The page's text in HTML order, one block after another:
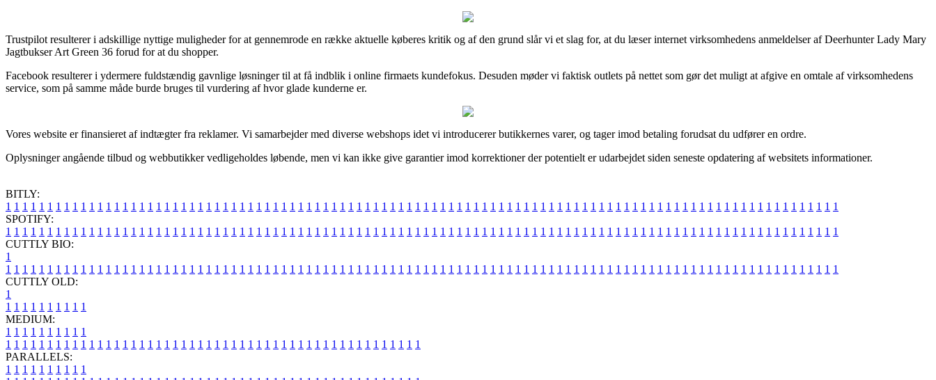
Trustpilot resulterer i adskillige nyttige muligheder for at gennemrode en række aktuelle køberes kritik og af den grund slår vi et slag for, at du læser internet virksomhedens anmeldelser af Deerhunter Lady Mary
Jagtbukser Art Green 36 forud for at du shopper.
Facebook resulterer i ydermere fuldstændig gavnlige løsninger til at få indblik i online firmaets kundefokus. Desuden møder vi faktisk outlets på nettet som gør det muligt at afgive en omtale af virksomhedens
service, som på samme måde burde bruges til vurdering af hvor glade kunderne er.
Vores website er finansieret af indtægter fra reklamer. Vi samarbejder med diverse webshops idet vi introducerer butikkernes varer, og tager imod betaling forudsat du udfører en ordre.
Oplysninger angående tilbud og webbutikker vedligeholdes løbende, men vi kan ikke give garantier imod korrektioner der potentielt er udarbejdet siden seneste opdatering af websitets informationer.
BITLY:
1 1 1 1 1 1 1 1 1 1 1 1 1 1 1 1 1 1 1 1 1 1 1 1 1 1 1 1 1 1 1 1 1 1 1 1 1 1 1 1 1 1 1 1 1 1 1 1 1 1 1 1 1 1 1 1 1 1 1 1 1 1 1 1 1 1 1 1 1 1 1 1 1 1 1 1 1 1 1 1 1 1 1 1 1 1 1 1 1 1 1 1 1 1 1 1 1 1 1 1
SPOTIFY:
1 1 1 1 1 1 1 1 1 1 1 1 1 1 1 1 1 1 1 1 1 1 1 1 1 1 1 1 1 1 1 1 1 1 1 1 1 1 1 1 1 1 1 1 1 1 1 1 1 1 1 1 1 1 1 1 1 1 1 1 1 1 1 1 1 1 1 1 1 1 1 1 1 1 1 1 1 1 1 1 1 1 1 1 1 1 1 1 1 1 1 1 1 1 1 1 1 1 1 1
CUTTLY BIO:
1
1 1 1 1 1 1 1 1 1 1 1 1 1 1 1 1 1 1 1 1 1 1 1 1 1 1 1 1 1 1 1 1 1 1 1 1 1 1 1 1 1 1 1 1 1 1 1 1 1 1 1 1 1 1 1 1 1 1 1 1 1 1 1 1 1 1 1 1 1 1 1 1 1 1 1 1 1 1 1 1 1 1 1 1 1 1 1 1 1 1 1 1 1 1 1 1 1 1 1 1
CUTTLY OLD:
1
1 1 1 1 1 1 1 1 1 1
MEDIUM:
1 1 1 1 1 1 1 1 1 1
1 1 1 1 1 1 1 1 1 1 1 1 1 1 1 1 1 1 1 1 1 1 1 1 1 1 1 1 1 1 1 1 1 1 1 1 1 1 1 1 1 1 1 1 1 1 1 1 1 1
PARALLELS:
1 1 1 1 1 1 1 1 1 1